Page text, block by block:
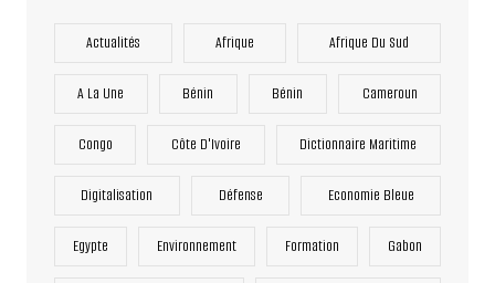
Actualités Afrique Afrique Du Sud
A La Une Bénin Bénin Cameroun
Congo Côte D'Ivoire Dictionnaire Maritime
Digitalisation Défense Economie Bleue
Egypte Environnement Formation Gabon